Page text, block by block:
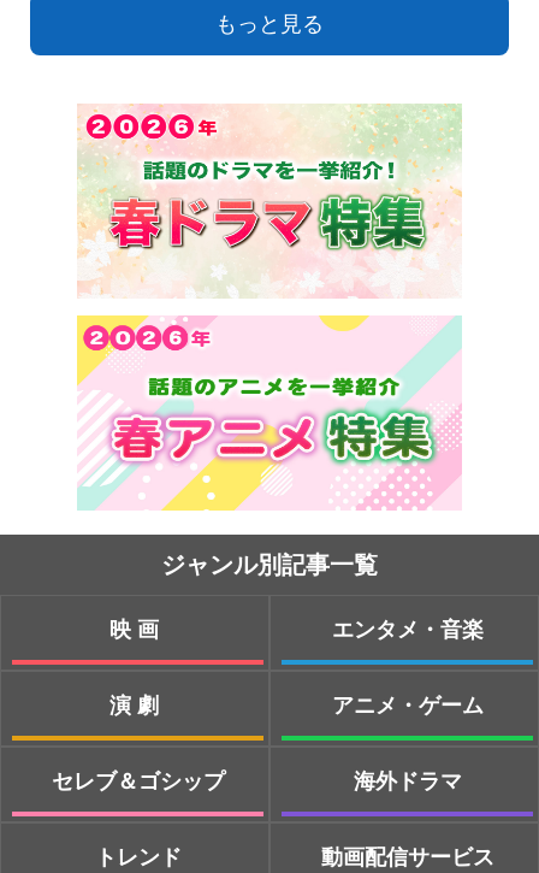
もっと見る
ジャンル別記事一覧
映画
演劇
セレブ＆ゴシップ
トレンド
エンタメ・音楽
アニメ・ゲーム
海外ドラマ
動画配信サービス